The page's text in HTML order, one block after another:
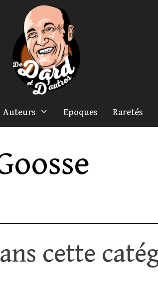
Auteurs Epoques Raretés
cette